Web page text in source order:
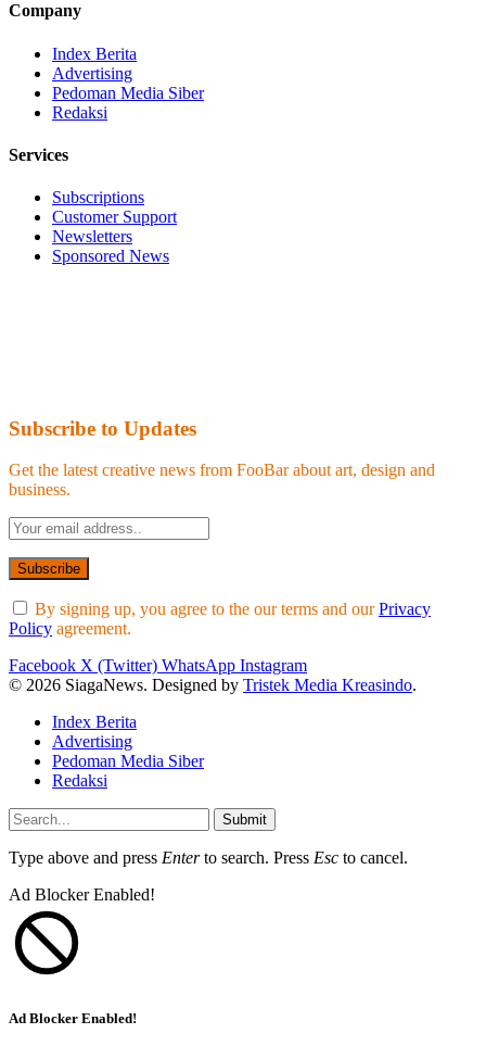
Company
Index Berita
Advertising
Pedoman Media Siber
Redaksi
Services
Subscriptions
Customer Support
Newsletters
Sponsored News
Subscribe to Updates
Get the latest creative news from FooBar about art, design and
business.
By signing up, you agree to the our terms and ourPrivacy
Policy agreement.
Facebook X (Twitter) WhatsApp Instagram
© 2026 SiagaNews. Designed by Tristek Media Kreasindo.
Index Berita
Advertising
Pedoman Media Siber
Redaksi
Submit
Type above and press Enterto search. Press Esc to cancel.
Ad Blocker Enabled!
Ad Blocker Enabled!